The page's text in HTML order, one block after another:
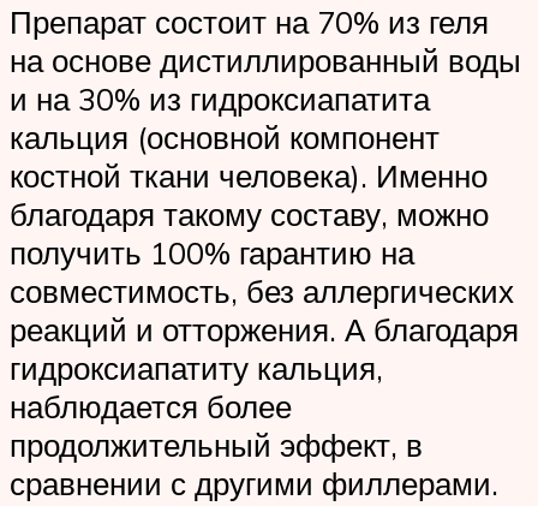
Препарат состоит на 70% из геля
на основе дистиллированный воды
и на 30% из гидроксиапатита
кальция (основной компонент
костной ткани человека). Именно
благодаря такому составу, можно
получить 100% гарантию на
совместимость, без аллергических
реакций и отторжения. А благодаря
гидроксиапатиту кальция,
наблюдается более
продолжительный эффект, в
сравнении с другими филлерами.